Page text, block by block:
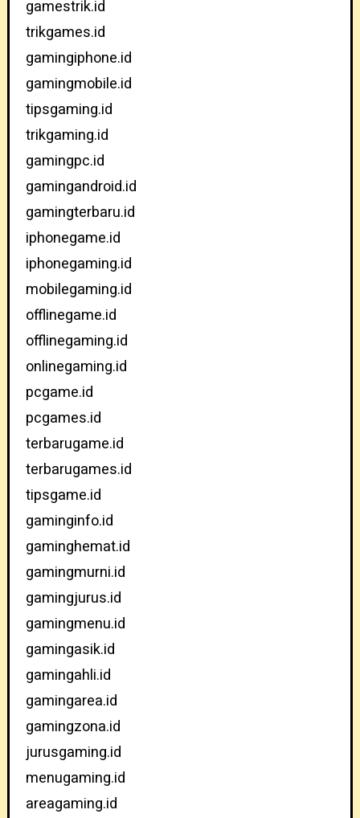
gamestrik.id
trikgames.id
gamingiphone.id
gamingmobile.id
tipsgaming.id
trikgaming.id
gamingpc.id
gamingandroid.id
gamingterbaru.id
iphonegame.id
iphonegaming.id
mobilegaming.id
offlinegame.id
offlinegaming.id
onlinegaming.id
pcgame.id
pcgames.id
terbarugame.id
terbarugames.id
tipsgame.id
gaminginfo.id
gaminghemat.id
gamingmurni.id
gamingjurus.id
gamingmenu.id
gamingasik.id
gamingahli.id
gamingarea.id
gamingzona.id
jurusgaming.id
menugaming.id
areagaming.id